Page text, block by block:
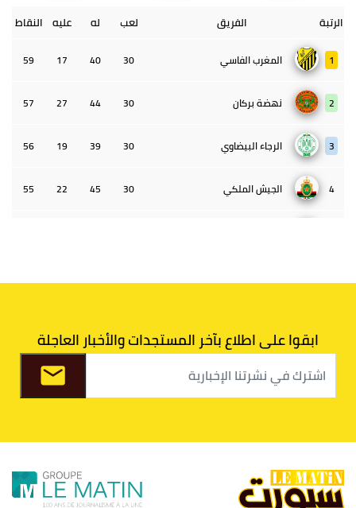
الرتبة الفريق لعب له عليه النقاط
1 المغرب الفاسي 30
40
17
59
2 نهضة بركان 30
44
27
57
3 الرجاء البيضاوي 30
39
19
56
4 الجيش الملكي 30
45
22
55
36
37
9 الكوكب المراكشي 30
27
26
36
10 النادي المكناسي 30
24
33
36
11 نادي النهضة زمامرة 30
28
37
33
ابقوا على اطلاع بآخر المستجدات والأخبار العاجلة